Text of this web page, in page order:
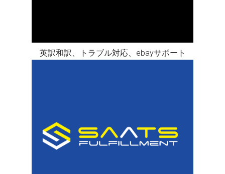
英訳和訳、トラブル対応、ebayサポート